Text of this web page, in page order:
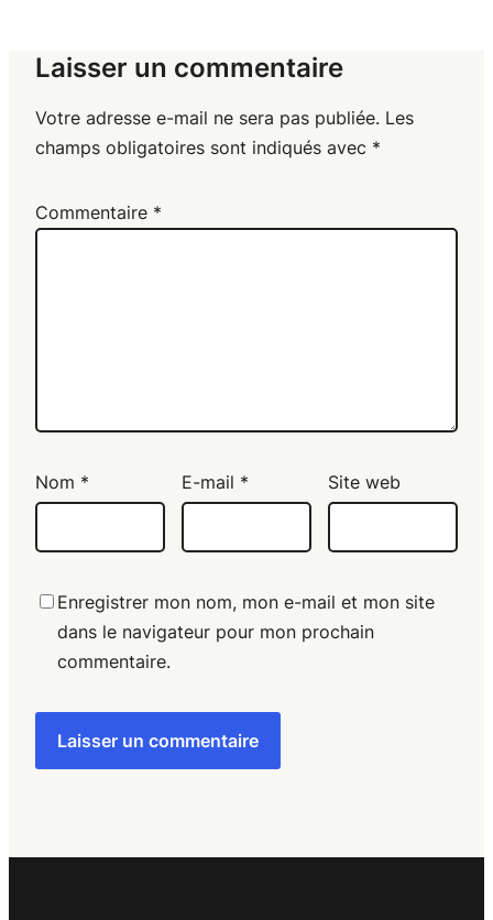
Laisser un commentaire
Votre adresse e-mail ne sera pas publiée. Les
champs obligatoires sont indiqués avec *
Commentaire *
Nom * E-mail * Site web
Enregistrer mon nom, mon e-mail et mon site
dans le navigateur pour mon prochain
commentaire.